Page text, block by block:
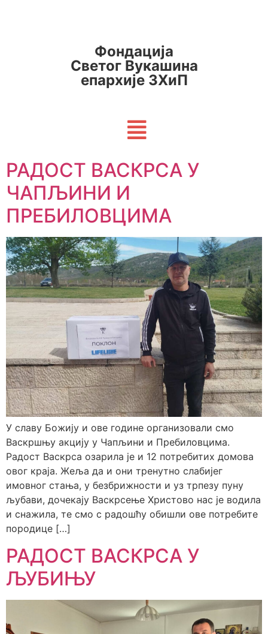
Фондација
Светог Вукашина
епархије ЗХиП
РАДОСТ ВАСКРСА У
ЧАПЉИНИ И
ПРЕБИЛОВЦИМА
У славу Божију и ове године организовали смо
Васкршњу акцију у Чапљини и Пребиловцима.
Радост Васкрса озарила је и 12 потребитих домова
овог краја. Жеља да и они тренутно слабијег
имовног стања, у безбрижности и уз трпезу пуну
љубави, дочекају Васкрсење Христово нас је водила
и снажила, те смо с радошћу обишли ове потребите
породице […]
РАДОСТ ВАСКРСА У
ЉУБИЊУ